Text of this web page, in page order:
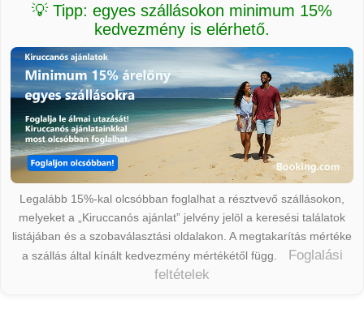
💡 Tipp: egyes szállásokon minimum 15%
kedvezmény is elérhető.
Legalább 15%-kal olcsóbban foglalhat a résztvevő szállásokon,
melyeket a „Kiruccanós ajánlat” jelvény jelöl a keresési találatok
listájában és a szobaválasztási oldalakon. A megtakarítás mértéke
a szállás által kínált kedvezmény mértékétől függ.
Foglalási
feltételek